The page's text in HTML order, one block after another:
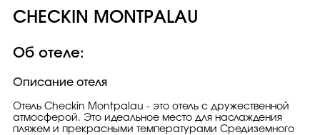
CHECKIN MONTPALAU
Об отеле:
Описание отеля
Отель Checkin Montpalau - это отель с дружественной
атмосферой. Это идеальное место для наслаждения
пляжем и прекрасными температурами Средиземного